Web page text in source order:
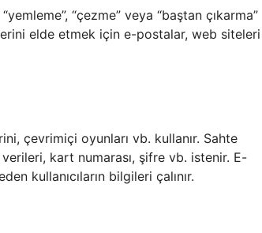
“çezme” veya “baştan çıkarma”
elde etmek için e-postalar, web siteleri
çevrimiçi oyunları vb. kullanır. Sahte
kart numarası, şifre vb. istenir. E-
kullanıcıların bilgileri çalınır.